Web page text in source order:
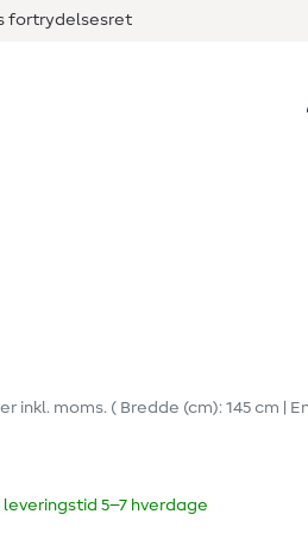
fortrydelsesret
inkl. moms. ( Bredde (cm): 145 cm |
5–7 hverdage